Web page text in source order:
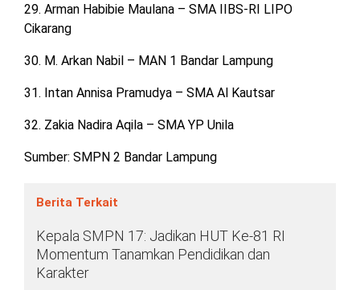
29. Arman Habibie Maulana – SMA IIBS-RI LIPO
Cikarang
30. M. Arkan Nabil – MAN 1 Bandar Lampung
31. Intan Annisa Pramudya – SMA Al Kautsar
32. Zakia Nadira Aqila – SMA YP Unila
Sumber: SMPN 2 Bandar Lampung
Berita Terkait
Kepala SMPN 17: Jadikan HUT Ke-81 RI
Momentum Tanamkan Pendidikan dan
Karakter